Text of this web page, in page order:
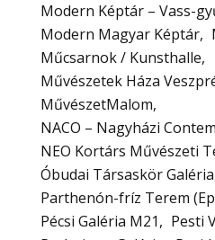
Modern Képtár – Vass-
Modern Magyar Képtár
Műcsarnok / Kunsthalle
Művészetek Háza
MűvészetMalom
NACO – Nagyházi
NEO Kortárs Művészeti
Óbudai Társaskör Galéria
Parthenón-fríz Terem
Pécsi Galéria M21
Pesti